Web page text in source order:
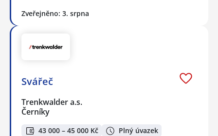
Zveřejněno: 3. srpna
Svářeč
Trenkwalder a.s.
Černíky
43 000 – 45 000 Kč
Plný úvazek